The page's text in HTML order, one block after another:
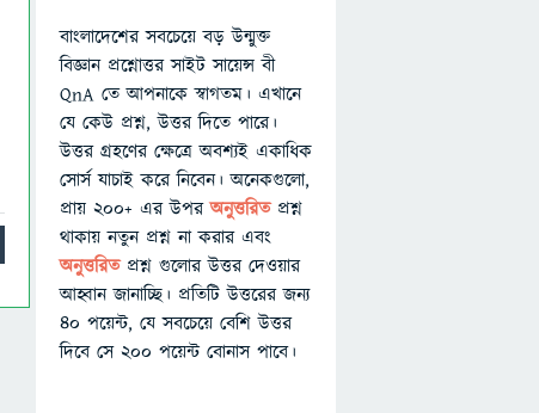
বাংলাদেশের সবচেয়ে বড় উন্মুক্ত
বিজ্ঞান প্রশ্নোত্তর সাইট সায়েন্স বী
QnA তে আপনাকে স্বাগতম। এখানে
যে কেউ প্রশ্ন, উত্তর দিতে পারে।
উত্তর গ্রহণের ক্ষেত্রে অবশ্যই একাধিক
সোর্স যাচাই করে নিবেন। অনেকগুলো,
প্রায় ২০০+ এর উপরঅনুত্তরিতপ্রশ্ন
থাকায় নতুন প্রশ্ন না করার এবং
অনুত্তরিত প্রশ্ন গুলোর উত্তর দেওয়ার
আহ্বান জানাচ্ছি। প্রতিটি উত্তরের জন্য
৪০ পয়েন্ট, যে সবচেয়ে বেশি উত্তর
দিবে সে ২০০ পয়েন্ট বোনাস পাবে।